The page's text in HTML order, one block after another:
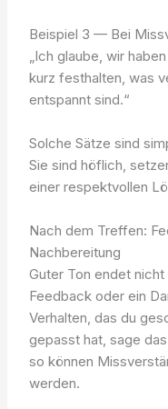
Beispiel 3 — Bei
„Ich glaube, wir
kurz festhalten, was
entspannt sind.“
Solche Sätze sind
Sie sind höflich,
einer respektvollen
Nach dem Treffen:
Nachbereitung
Guter Ton endet
Feedback oder ein
Verhalten, das du
gepasst hat, sage
so können
werden.